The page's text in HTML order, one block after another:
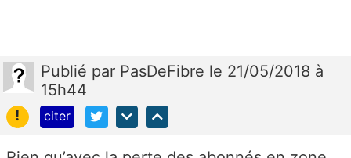
Publié par PasDeFibre le 21/05/2018 à
15h44
!
citer